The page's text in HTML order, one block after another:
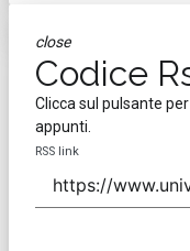
close
Codice
Clicca sul pulsante
appunti.
RSS link